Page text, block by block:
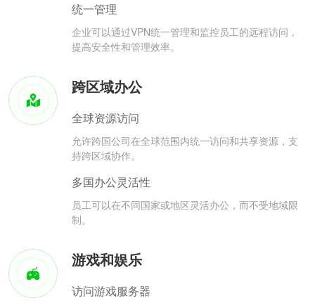
统一管理
企业可以通过VPN统一管理和监控员工的远程访问，
提高安全性和管理效率。
跨区域办公
全球资源访问
允许跨国公司在全球范围内统一访问和共享资源，支
持跨区域协作。
多国办公灵活性
员工可以在不同国家或地区灵活办公，而不受地域限
制。
游戏和娱乐
访问游戏服务器